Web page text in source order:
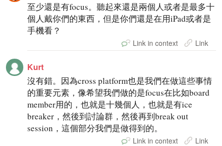
至少還是有focus。聽起來還是兩個人或者是最多十
個人戴你們的東西，但是你們還是在用iPad或者是
手機看？
Link in context Link
Kurt
沒有錯。因為cross platform也是我們在做這些事情
的重要元素，像希望我們做的是focus在比如board
member用的，也就是十幾個人，也就是有ice
breaker，然後到討論群，然後再到break out
session，這個部分我們是做得到的。
Link in context Link